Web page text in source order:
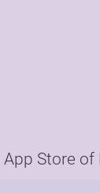
Store of